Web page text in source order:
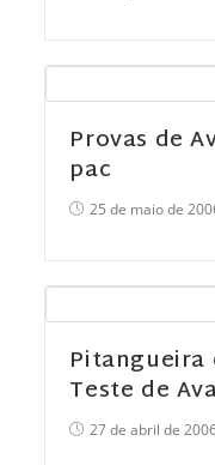
Provas de
pac
25 de maio de
Pitangueira
Teste de
27 de abril de